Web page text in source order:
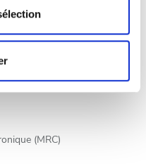
personnaliser le contenu
relatives aux
trafic. Nous
sur l'utilisation de
combiner celles-ci
leur avez fournies
(MRC)